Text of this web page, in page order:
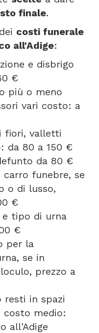
finale.
costi funerale
all'Adige:
e disbrigo
€
più o meno
vari costo: a
fiori, valletti
da 80 a 150 €
da 80 €
funebre, se
o di lusso,
€
e tipo di urna
€
per la
se in
prezzo a
resti in spazi
costo medio:
all'Adige